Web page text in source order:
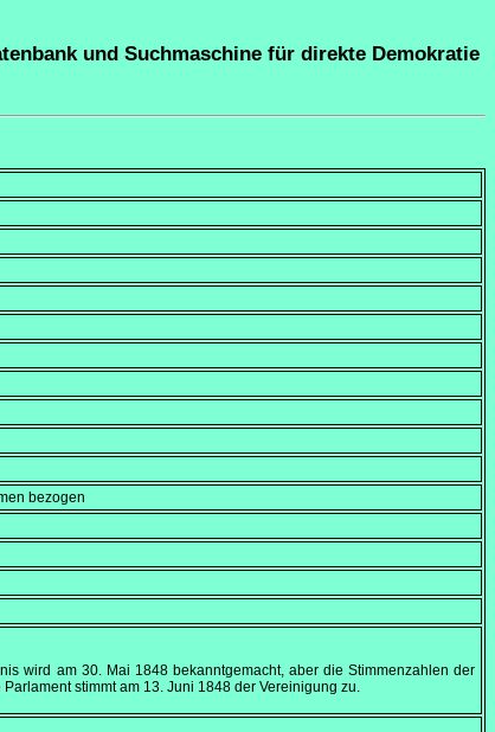
und Suchmaschine für direkte Demokratie
bezogen
wird am 30. Mai 1848bekanntgemacht, aber die Stimmenzahlen der
stimmt am 13. Juni 1848 der Vereinigung zu.